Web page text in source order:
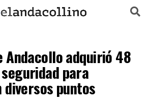
Andacollo adquirió 48
para
puntos